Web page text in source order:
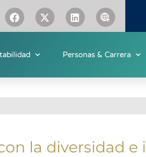
Personas & Carrera
la diversidad e